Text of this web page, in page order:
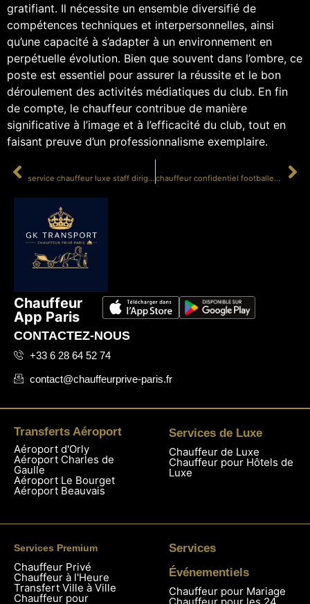
gratifiant. Il nécessite un ensemble diversifié de
compétences techniques et interpersonnelles, ainsi
qu’une capacité à s’adapter à un environnement en
perpétuelle évolution. Bien que souvent dans l’ombre, ce
poste est essentiel pour assurer la réussite et le bon
déroulement des activités médiatiques du club. En fin
de compte, le chauffeur contribue de manière
significative à l’image et à l’efficacité du club, tout en
faisant preuve d’un professionnalisme exemplaire.
service chauffeur luxe staff dirigeant club football chauffeur confidentiel footballeur professionnel gala
Chauffeur
App Paris
CONTACTEZ-NOUS
+33 6 28 64 52 74
contact@chauffeurprive-paris.fr
Transferts Aéroport
Aéroport d'Orly
Aéroport Charles de
Gaulle
Aéroport Le Bourget
Aéroport Beauvais
Services de Luxe
Chauffeur de Luxe
Chauffeur pour Hôtels de
Luxe
Services Premium
Chauffeur Privé
Chauffeur à l'Heure
Transfert Ville à Ville
Chauffeur pour
Services
Événementiels
Chauffeur pour Mariage